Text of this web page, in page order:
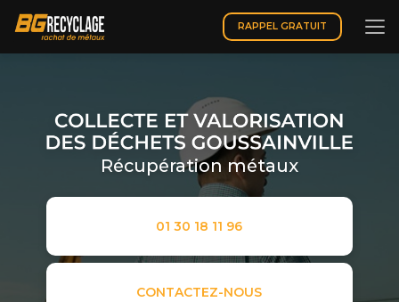
contenu
principal
RAPPEL GRATUIT
Récupération métaux
01 30 18 11 96
CONTACTEZ-NOUS